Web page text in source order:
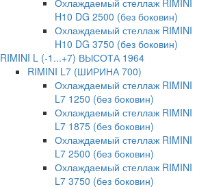
Охлаждаемый стеллаж RIMINI
H10 DG 2500 (без боковин)
Охлаждаемый стеллаж RIMINI
H10 DG 3750 (без боковин)
RIMINI L (-1...+7) ВЫСОТА 1964
RIMINI L7 (ШИРИНА 700)
Охлаждаемый стеллаж RIMINI
L7 1250 (без боковин)
Охлаждаемый стеллаж RIMINI
L7 1875 (без боковин)
Охлаждаемый стеллаж RIMINI
L7 2500 (без боковин)
Охлаждаемый стеллаж RIMINI
L7 3750 (без боковин)